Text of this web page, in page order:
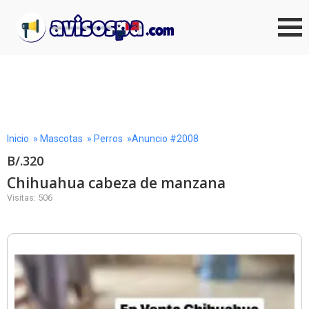
Inicio » Mascotas » Perros »Anuncio #2008
B/.320
Chihuahua cabeza de manzana
Visitas: 506